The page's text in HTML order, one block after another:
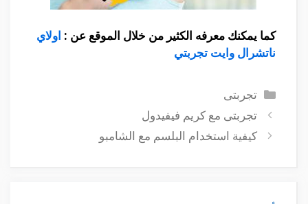
كما يمكنك معرفه الكثير من خلال الموقع عن : اولاي
ناتشرال وايت تجربتي
التصنيفات
تجربتى
تجربتى مع كريم فيفيدول
كيفية استخدام البلسم مع الشامبو